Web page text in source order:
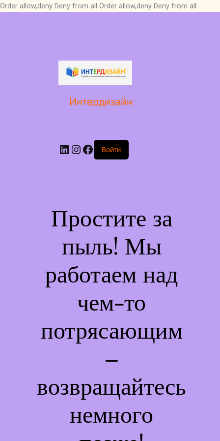
Order allow,deny Deny from all Order allow,deny Deny from all
Интердизайн
LinkedIn
Instagram
Facebook
Войти
Простите за
пыль! Мы
работаем над
чем-то
потрясающим
–
возвращайтесь
немного